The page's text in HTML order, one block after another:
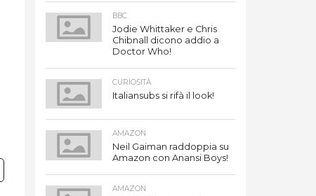
BBC
Jodie Whittaker e Chris
Chibnall dicono addio a
Doctor Who!
CURIOSITÀ
Italiansubs si rifà il look!
AMAZON
Neil Gaiman raddoppia su
Amazon con Anansi Boys!
AMAZON